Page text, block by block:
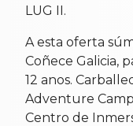
LUG II.
A esta oferta
Coñece Galicia,
12 anos.
Adventure
Centro de